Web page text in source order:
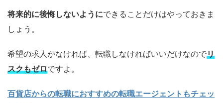
将来的に後悔しないようにできることだけはやっておきま
しょう。
希望の求人がなければ、転職しなければいいだけなのでリ
スクもゼロですよ。
百貨店からの転職におすすめの転職エージェントもチェッ